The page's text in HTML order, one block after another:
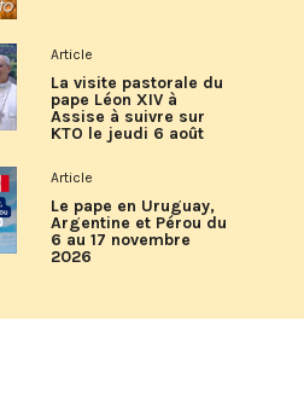
Article
La visite pastorale du
pape Léon XIV à
Assise à suivre sur
KTO le jeudi 6 août
Article
Le pape en Uruguay,
Argentine et Pérou du
6 au 17 novembre
2026